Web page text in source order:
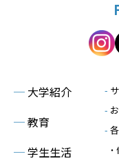
─ 大学紹介
─教育
─学生生活
-
-
-